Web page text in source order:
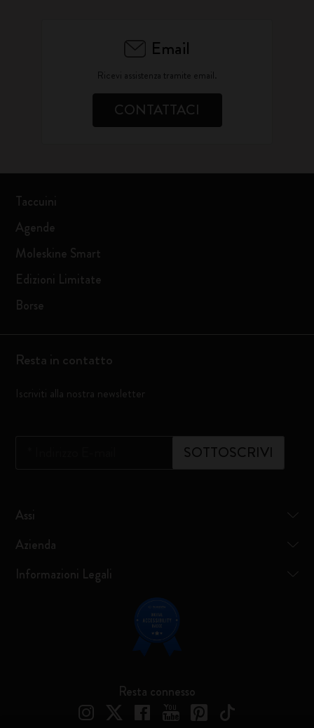
Email
Ricevi assistenza tramite email.
CONTATTACI
Taccuini
Agende
Moleskine Smart
Edizioni Limitate
Borse
Resta in contatto
Iscriviti alla nostra newsletter
SOTTOSCRIVI
Assi
Azienda
Informazioni Legali
Resta connesso